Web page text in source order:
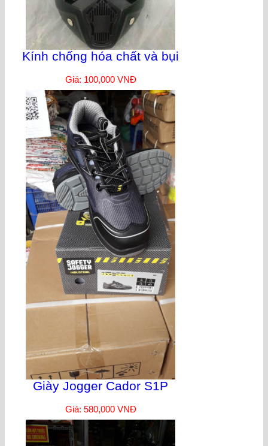
Kính chống hóa chất và bụi
Giá: 100,000 VNĐ
Giày Jogger Cador S1P
Giá: 580,000 VNĐ